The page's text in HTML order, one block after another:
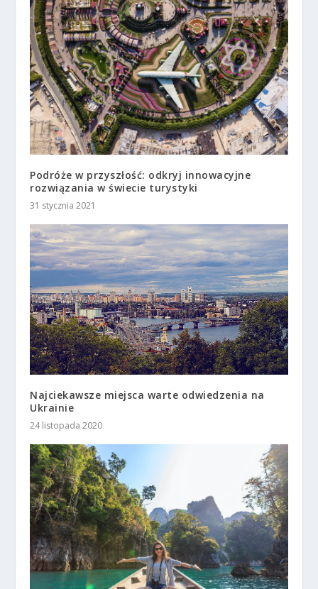
Podróże w przyszłość: odkryj innowacyjne
rozwiązania w świecie turystyki
31 stycznia 2021
Najciekawsze miejsca warte odwiedzenia na
Ukrainie
24 listopada 2020